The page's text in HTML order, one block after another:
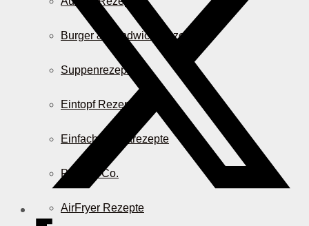
Burger & Sandwich Rezepte
Suppenrezepte
Eintopf Rezepte
Einfache Salatrezepte
Pizza & Co.
AirFryer Rezepte